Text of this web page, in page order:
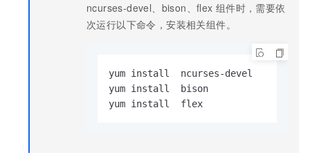
ncurses-devel、bison、flex 组件时，需要依
次运行以下命令，安装相关组件。
yum install  ncurses-devel
yum install  bison
yum install  flex